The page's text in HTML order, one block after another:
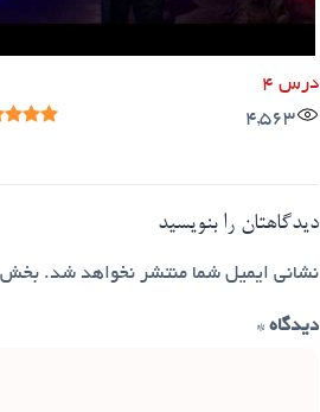
درس 4
4,563
دیدگاهتان را بنویسید
نشانی ایمیل شما منتشر نخواهد شد.
دیدگاه *